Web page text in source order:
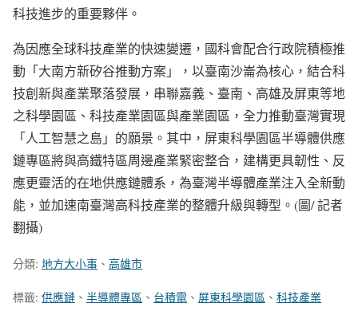
科技進步的重要夥伴。
為因應全球科技產業的快速變遷，國科會配合行政院積極推
動「大南方新矽谷推動方案」，以臺南沙崙為核心，結合科
技創新與產業聚落發展，串聯嘉義、臺南、高雄及屏東等地
之科學園區、科技產業園區與產業園區，全力推動臺灣實現
「人工智慧之島」的願景。其中，屏東科學園區半導體供應
鏈專區將與高鐵特區周邊產業緊密整合，建構更具韌性、反
應更靈活的在地供應鏈體系，為臺灣半導體產業注入全新動
能，並加速南臺灣高科技產業的整體升級與轉型。(圖/ 記者
翻攝)
分類: 地方大小事 、 高雄市
標籤: 供應鏈 、 半導體專區 、 台積電 、 屏東科學園區 、 科技產業